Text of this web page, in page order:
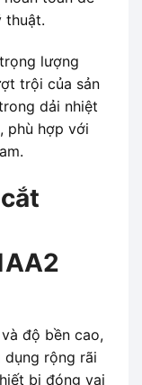
thuật.
lượng
trội của sản
dải nhiệt
phù hợp với
độ bền cao,
rộng rãi
bị đóng vai